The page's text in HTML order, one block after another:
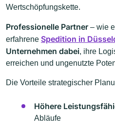
Wertschöpfungskette.
Professionelle Partner – wie
erfahrene Spedition in
Unternehmen dabei, ihre
erreichen und ungenutzte
Die Vorteile strategischer
Höhere
Abläufe